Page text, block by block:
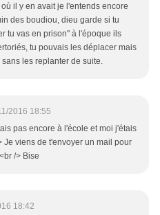
il y en avait je l'entends encore
des boudiou, dieu garde si tu
tu vas en prison" à l'époque ils
tu pouvais les déplacer mais
les replanter de suite.
2016 18:55
pas encore à l'école et moi j'étais
Je viens de t'envoyer un mail pour
/> Bise
18:42